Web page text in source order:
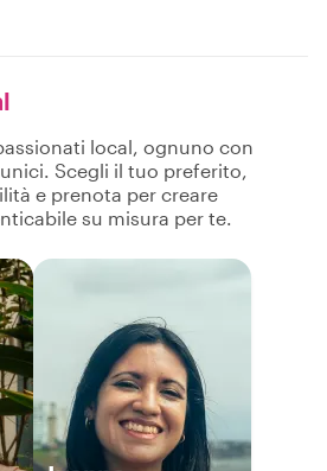
local, ognuno con
Scegli il tuo preferito,
e prenota per creare
su misura per te.